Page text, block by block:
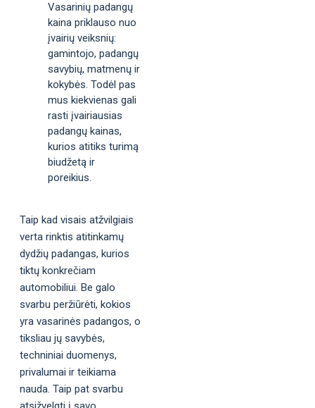
Vasarinių padangų
kaina priklauso nuo
įvairių veiksnių:
gamintojo, padangų
savybių, matmenų ir
kokybės. Todėl pas
mus kiekvienas gali
rasti įvairiausias
padangų kainas,
kurios atitiks turimą
biudžetą ir
poreikius.
Taip kad visais atžvilgiais
verta rinktis atitinkamų
dydžių padangas, kurios
tiktų konkrečiam
automobiliui. Be galo
svarbu peržiūrėti, kokios
yra vasarinės padangos, o
tiksliau jų savybės,
techniniai duomenys,
privalumai ir teikiama
nauda. Taip pat svarbu